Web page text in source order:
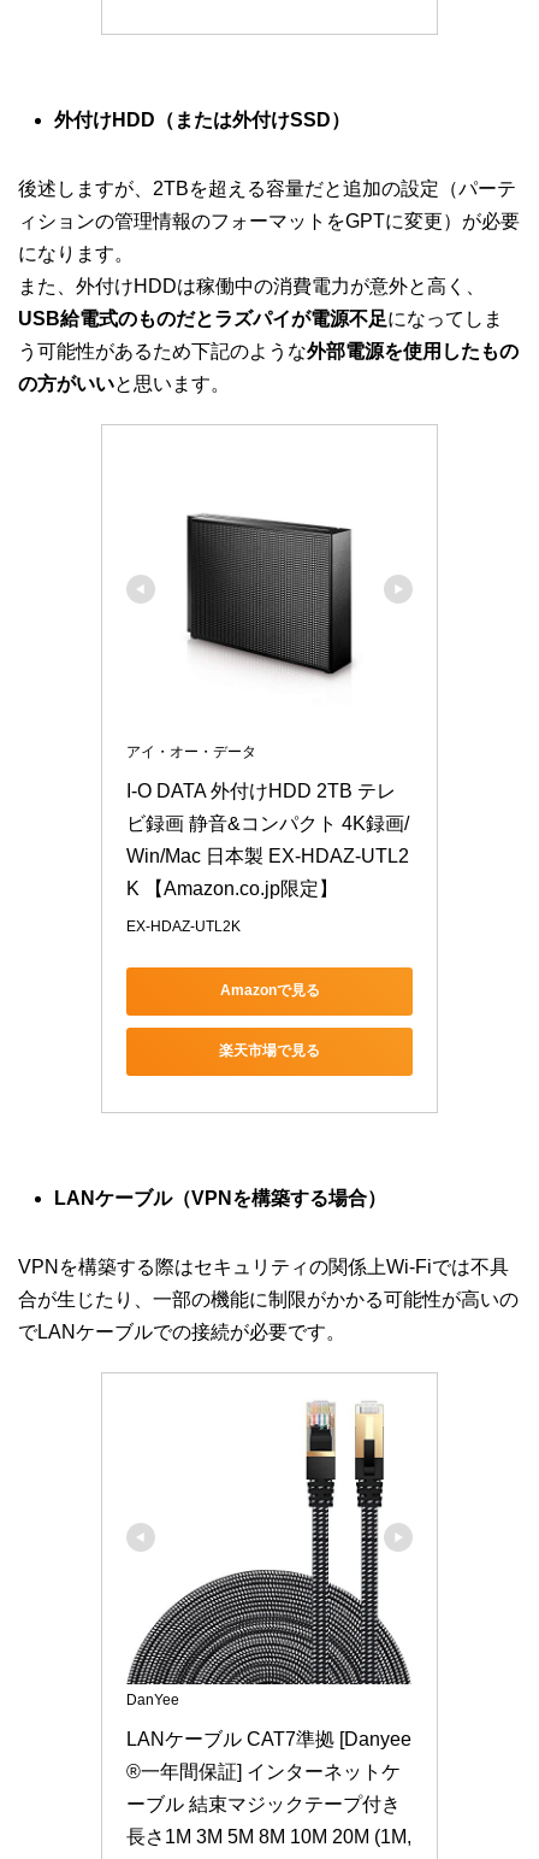
外付けHDD（または外付けSSD）
後述しますが、2TBを超える容量だと追加の設定（パーテ
ィションの管理情報のフォーマットをGPTに変更）が必要
になります。
また、外付けHDDは稼働中の消費電力が意外と高く、
USB給電式のものだとラズパイが電源不足になってしま
う可能性があるため下記のような外部電源を使用したもの
の方がいいと思います。
アイ・オー・データ
I-O DATA 外付けHDD 2TB テレ
ビ録画 静音&コンパクト 4K録画/
Win/Mac 日本製 EX-HDAZ-UTL2
K 【Amazon.co.jp限定】
EX-HDAZ-UTL2K
Amazonで見る
楽天市場で見る
LANケーブル（VPNを構築する場合）
VPNを構築する際はセキュリティの関係上Wi-Fiでは不具
合が生じたり、一部の機能に制限がかかる可能性が高いの
でLANケーブルでの接続が必要です。
DanYee
LANケーブル CAT7準拠 [Danyee
®一年間保証] インターネットケ
ーブル 結束マジックテープ付き
長さ1M 3M 5M 8M 10M 20M (1M,